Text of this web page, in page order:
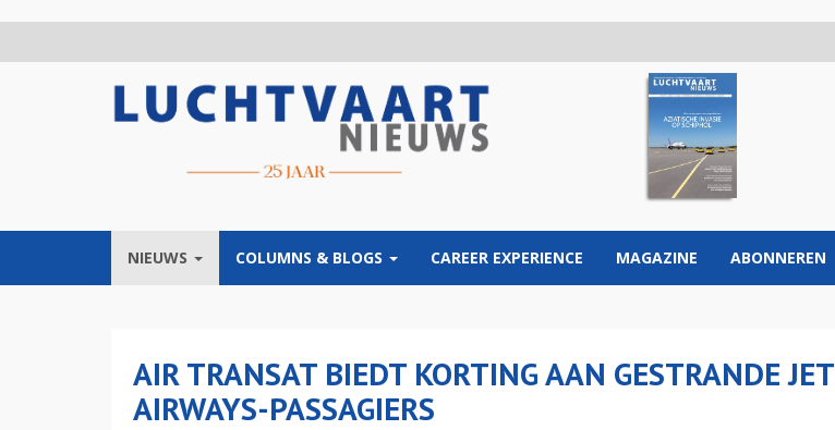
NIEUWS COLUMNS & BLOGS CAREER EXPERIENCE MAGAZINE ABONNEREN
AIR TRANSAT BIEDT KORTING AAN GESTRANDE JET
AIRWAYS-PASSAGIERS